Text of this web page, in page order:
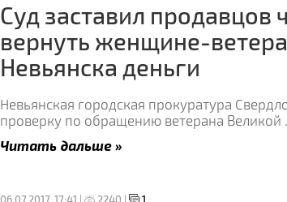
Суд заставил продавцов
вернуть женщине-
Невьянска деньги
Невьянская городская прокуратура
проверку по обращению ветерана Великой
Читать дальше »